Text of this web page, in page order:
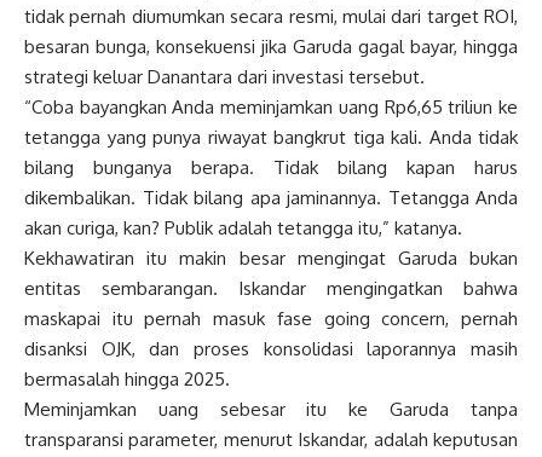
tidak pernah diumumkan secara resmi, mulai dari target ROI,
besaran bunga, konsekuensi jika Garuda gagal bayar, hingga
strategi keluar Danantara dari investasi tersebut.
“Coba bayangkan Anda meminjamkan uang Rp6,65 triliun ke
tetangga yang punya riwayat bangkrut tiga kali. Anda tidak
bilang bunganya berapa. Tidak bilang kapan harus
dikembalikan. Tidak bilang apa jaminannya. Tetangga Anda
akan curiga, kan? Publik adalah tetangga itu,” katanya.
Kekhawatiran itu makin besar mengingat Garuda bukan
entitas sembarangan. Iskandar mengingatkan bahwa
maskapai itu pernah masuk fase going concern, pernah
disanksi OJK, dan proses konsolidasi laporannya masih
bermasalah hingga 2025.
Meminjamkan uang sebesar itu ke Garuda tanpa
transparansi parameter, menurut Iskandar, adalah keputusan